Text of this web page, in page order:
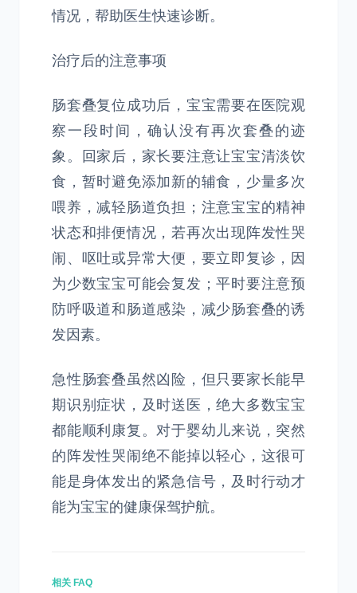
情况，帮助医生快速诊断。
治疗后的注意事项
肠套叠复位成功后，宝宝需要在医院观
察一段时间，确认没有再次套叠的迹
象。回家后，家长要注意让宝宝清淡饮
食，暂时避免添加新的辅食，少量多次
喂养，减轻肠道负担；注意宝宝的精神
状态和排便情况，若再次出现阵发性哭
闹、呕吐或异常大便，要立即复诊，因
为少数宝宝可能会复发；平时要注意预
防呼吸道和肠道感染，减少肠套叠的诱
发因素。
急性肠套叠虽然凶险，但只要家长能早
期识别症状，及时送医，绝大多数宝宝
都能顺利康复。对于婴幼儿来说，突然
的阵发性哭闹绝不能掉以轻心，这很可
能是身体发出的紧急信号，及时行动才
能为宝宝的健康保驾护航。
相关 FAQ